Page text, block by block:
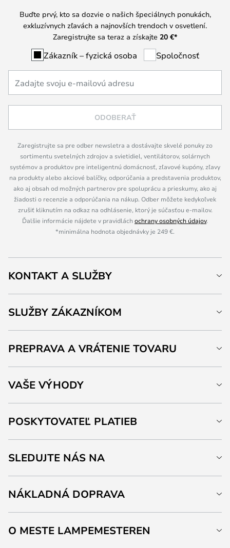
Buďte prvý, kto sa dozvie o našich špeciálnych ponukách,
exkluzívnych zľavách a najnovších trendoch v osvetlení.
Zaregistrujte sa teraz a získajte 20 €*
Zákazník – fyzická osoba Spoločnosť
ODOBERAŤ
Zaregistrujte sa pre odber newsletra a dostávajte skvelé ponuky zo
sortimentu svetelných zdrojov a svietidiel, ventilátorov, solárnych
systémov a produktov pre inteligentnú domácnosť, zľavové kupóny, zľavy
na produkty alebo akciové balíčky, odporúčania a predstavenia produktov,
ako aj obsah od možných partnerov pre spoluprácu a prieskumy, ako aj
žiadosti o recenzie a odporúčania na nákup. Odber môžete kedykoľvek
zrušiť kliknutím na odkaz na odhlásenie, ktorý je súčasťou e-mailov.
Ďalšie informácie nájdete v pravidláchochrany osobných údajov.
*minimálna hodnota objednávky je 249 €.
KONTAKT A SLUŽBY
SLUŽBY ZÁKAZNÍKOM
PREPRAVA A VRÁTENIE TOVARU
VAŠE VÝHODY
POSKYTOVATEĽ PLATIEB
SLEDUJTE NÁS NA
NÁKLADNÁ DOPRAVA
O MESTE LAMPEMESTEREN